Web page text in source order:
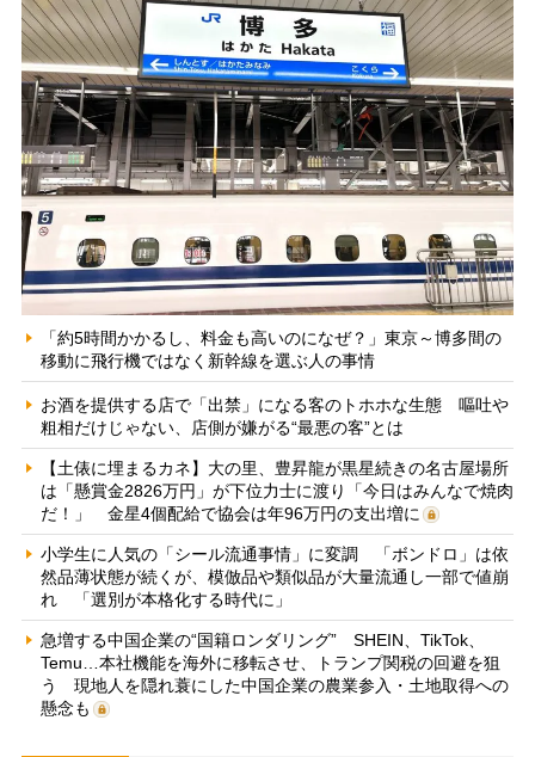
「約5時間かかるし、料金も高いのになぜ？」東京～博多間の
移動に飛行機ではなく新幹線を選ぶ人の事情
お酒を提供する店で「出禁」になる客のトホホな生態 嘔吐や
粗相だけじゃない、店側が嫌がる“最悪の客”とは
【土俵に埋まるカネ】大の里、豊昇龍が黒星続きの名古屋場所
は「懸賞金2826万円」が下位力士に渡り「今日はみんなで焼肉
だ！」 金星4個配給で協会は年96万円の支出増に
小学生に人気の「シール流通事情」に変調 「ボンドロ」は依
然品薄状態が続くが、模倣品や類似品が大量流通し一部で値崩
れ 「選別が本格化する時代に」
急増する中国企業の“国籍ロンダリング” SHEIN、TikTok、
Temu…本社機能を海外に移転させ、トランプ関税の回避を狙
う 現地人を隠れ蓑にした中国企業の農業参入・土地取得への
懸念も